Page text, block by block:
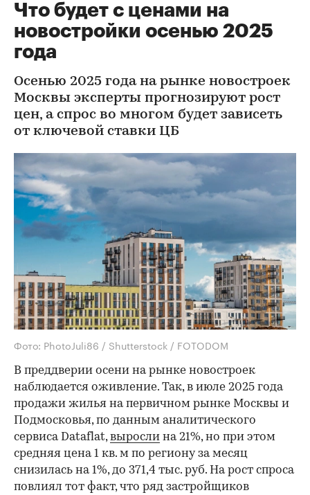
Что будет с ценами на
новостройки осенью 2025
года
Осенью 2025 года на рынке новостроек
Москвы эксперты прогнозируют рост
цен, а спрос во многом будет зависеть
от ключевой ставки ЦБ
Фото: PhotoJuli86 / Shutterstock / FOTODOM
В преддверии осени на рынке новостроек
наблюдается оживление. Так, в июле 2025 года
продажи жилья на первичном рынке Москвы и
Подмосковья, по данным аналитического
сервиса Dataflat,выросли на 21%, но при этом
средняя цена 1 кв. м по региону за месяц
снизилась на 1%, до 371,4 тыс. руб. На рост спроса
повлиял тот факт, что ряд застройщиков